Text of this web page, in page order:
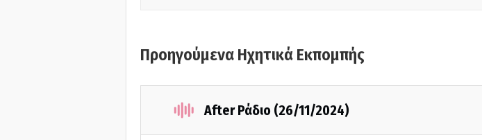
Προηγούμενα Ηχητικά Εκπομπής
After Ράδιο (26/11/2024)